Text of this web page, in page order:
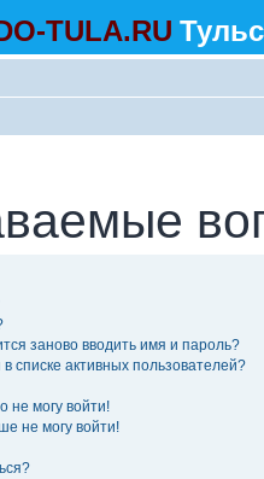
TULA.RU
заново вводить имя и пароль?
списке активных пользователей?
не могу войти!
не могу войти!